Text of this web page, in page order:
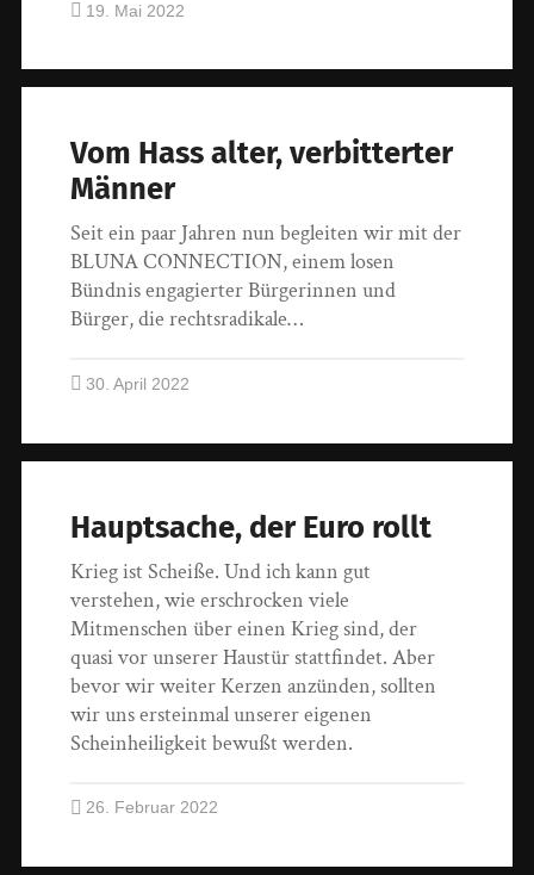
19. Mai 2022
Vom Hass alter, verbitterter
Männer
Seit ein paar Jahren nun begleiten wir mit der
BLUNA CONNECTION, einem losen
Bündnis engagierter Bürgerinnen und
Bürger, die rechtsradikale…
30. April 2022
Hauptsache, der Euro rollt
Krieg ist Scheiße. Und ich kann gut
verstehen, wie erschrocken viele
Mitmenschen über einen Krieg sind, der
quasi vor unserer Haustür stattfindet. Aber
bevor wir weiter Kerzen anzünden, sollten
wir uns ersteinmal unserer eigenen
Scheinheiligkeit bewußt werden.
26. Februar 2022